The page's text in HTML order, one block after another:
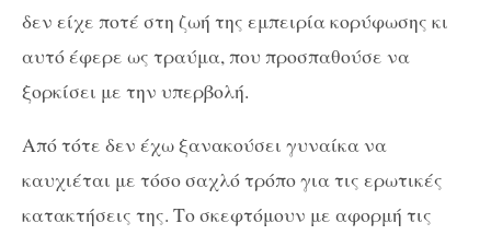
δεν είχε ποτέ στη ζωή της εμπειρία κορύφωσης κι
αυτό έφερε ως τραύμα, που προσπαθούσε να
ξορκίσει με την υπερβολή.
Από τότε δεν έχω ξανακούσει γυναίκα να
καυχιέται με τόσο σαχλό τρόπο για τις ερωτικές
κατακτήσεις της. Το σκεφτόμουν με αφορμή τις